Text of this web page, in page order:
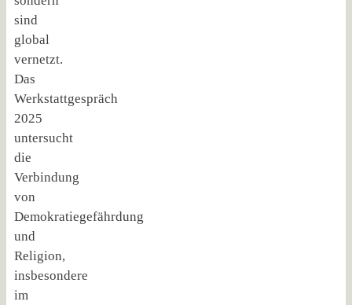
sind
global
vernetzt.
Das
Werkstattgespräch
2025
untersucht
die
Verbindung
von
Demokratiegefährdung
und
Religion,
insbesondere
im